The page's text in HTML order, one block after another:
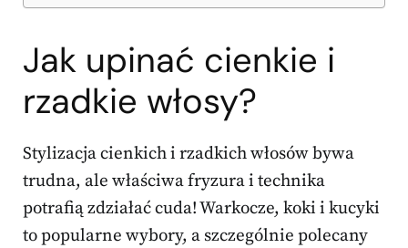
Jak upinać cienkie i
rzadkie włosy?
Stylizacja cienkich i rzadkich włosów bywa
trudna, ale właściwa fryzura i technika
potrafią zdziałać cuda! Warkocze, koki i kucyki
to popularne wybory, a szczególnie polecany